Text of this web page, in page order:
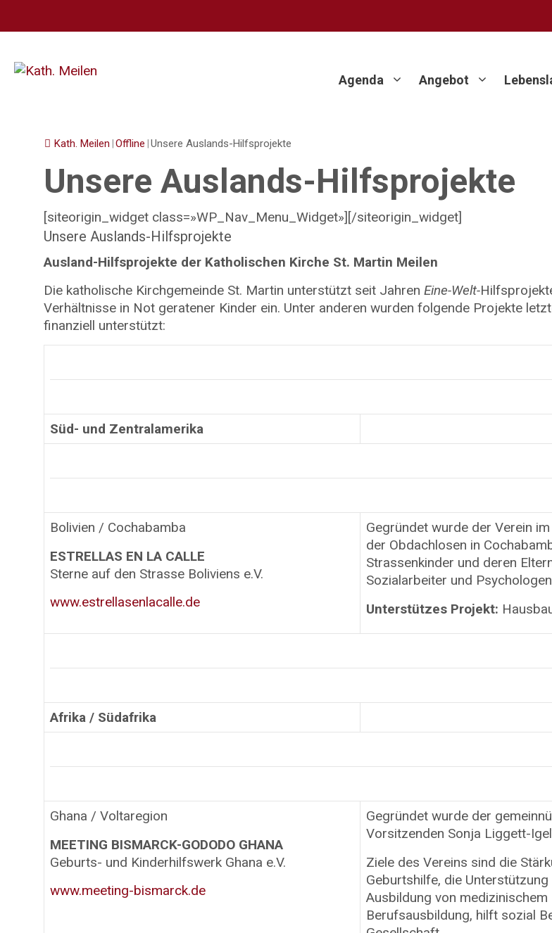
Agenda Angebot
Kath. Meilen |Offline |Unsere Auslands-Hilfsprojekte
Unsere Auslands-Hilfsprojekte
[siteorigin_widget class=»WP_Nav_Menu_Widget»][/siteorigin_widget]
Unsere Auslands-Hilfsprojekte
Ausland-Hilfsprojekte der Katholischen Kirche St. Martin Meilen
Die katholische Kirchgemeinde St. Martin unterstützt seit Jahren Eine-Welt-
Verhältnisse in Not geratener Kinder ein. Unter anderen wurden folgende Projekte
finanziell unterstützt:
Süd- und Zentralamerika
Bolivien / Cochabamba
ESTRELLAS EN LA CALLE
Sterne auf den Strasse Boliviens e.V.
www.estrellasenlacalle.de
Gegründet wurde der Verein
der Obdachlosen in
Strassenkinder und deren
Sozialarbeiter und
Unterstützes Projekt:
Afrika / Südafrika
Ghana / Voltaregion
MEETING BISMARCK-GODODO GHANA
Geburts- und Kinderhilfswerk Ghana e.V.
www.meeting-bismarck.de
Gegründet wurde der
Vorsitzenden Sonja Liggett-
Ziele des Vereins sind die
Geburtshilfe, die
Ausbildung von
Berufsausbildung, hilft sozial